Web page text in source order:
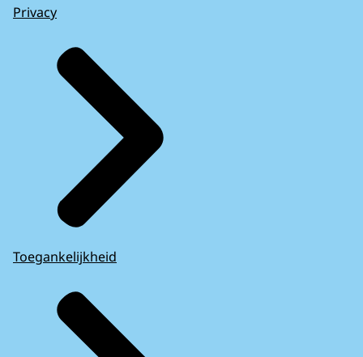
Privacy
Toegankelijkheid